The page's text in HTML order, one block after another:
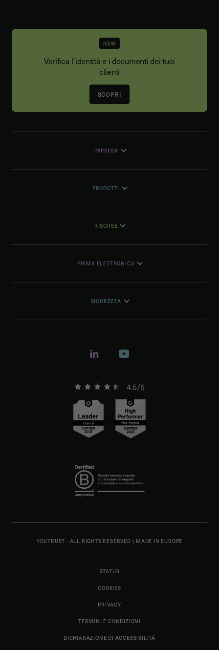
NEW
Verifica l'identità e i documenti dei tuoi
clienti
SCOPRI
IMPRESA
PRODOTTI
RISORSE
FIRMA ELETTRONICA
SICUREZZA
4.5/5
YOUTRUST - ALL RIGHTS RESERVED | MADE IN EUROPE
STATUS
COOKIES
PRIVACY
TERMINI E CONDIZIONI
DICHIARAZIONE DI ACCESSIBILITÀ